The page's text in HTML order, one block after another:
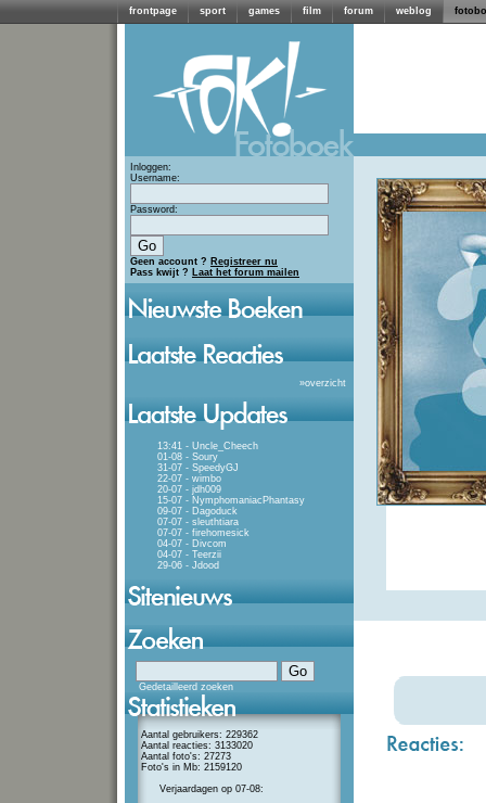
frontpage sport games film forum weblog
Inloggen:
Username:
Password:
Geen account ? Registreer nu
Pass kwijt ? Laat het forum mailen
»overzicht
13:41 - Uncle_Cheech
01-08 - Soury
31-07 - SpeedyGJ
22-07 - wimbo
20-07 - jdh009
15-07 - NymphomaniacPhantasy
09-07 - Dagoduck
07-07 - sleuthtiara
07-07 - firehomesick
04-07 - Divcom
04-07 - Teerzii
29-06 - Jdood
Gedetailleerd zoeken
Aantal gebruikers: 229362
Aantal reacties: 3133020
Aantal foto's: 27273
Foto's in Mb: 2159120
Verjaardagen op 07-08: